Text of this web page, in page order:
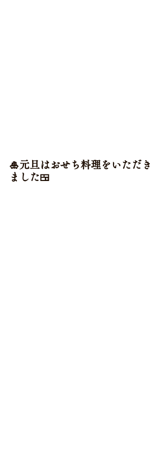
🎍元旦はおせち料理をいただき
ました🍱